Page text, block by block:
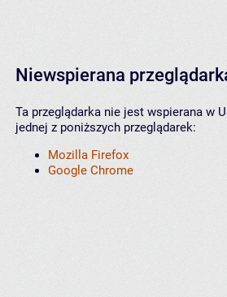
Niewspierana
Ta przeglądarka nie jest wspierana w
jednej z poniższych przeglądarek:
Mozilla Firefox
Google Chrome